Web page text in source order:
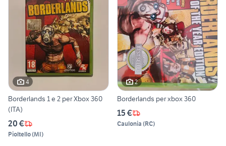
4
Borderlands 1 e 2 per Xbox 360
(ITA)
20 €
Pioltello(MI)
2
Borderlands per xbox 360
15 €
Caulonia (RC)